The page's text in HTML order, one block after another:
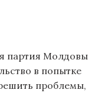
партия Молдовы
в попытке
проблемы,